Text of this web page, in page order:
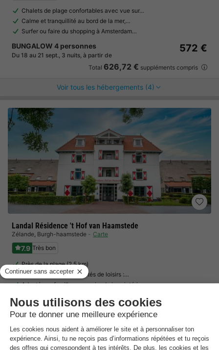
Chalets de plage confortables avec vue sur…
Calme et tranquillité au bord de la mer,…
Surfer ou faire du shopping à Amsterdam…
BUNGALOW 4 personnes
Du 18 au 21 sept., 3 nuits, à partir de
572 €
Total 626,72 € suppléments compris
Voir tous les hébergements (4)
Landal Résidence 't Hof van Haamstede
Zélande, Burgh-haamstede Carte
7.9 Très bon
Près de la plage (2.5 km)
De nombreuses possibilités de loisirs :…
Adapté aux familles avec aire de jeux intérieure…
BUNGALOW 4 personnes
Du 4 au 7 déc., 3 nuits, à partir de
Prix conseillé :
313,86 €
Voir tous les hébergements (3)